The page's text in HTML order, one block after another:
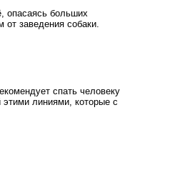
опасаясь больших
заведения собаки.
спать человеку
линиями, которые с